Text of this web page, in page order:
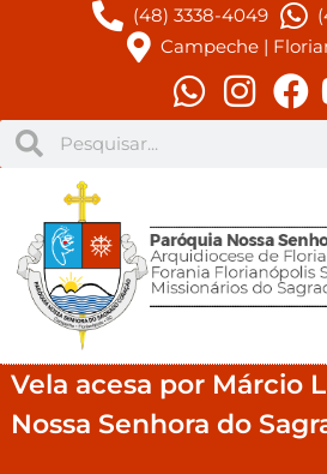
(48) 3338-4049
Campeche |
Vela acesa por Márcio
Nossa Senhora do